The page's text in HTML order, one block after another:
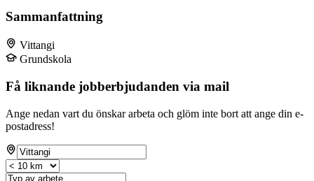
Sammanfattning
Vittangi
Grundskola
Få liknande jobberbjudanden via mail
Ange nedan vart du önskar arbeta och glöm inte bort att ange din e-
postadress!